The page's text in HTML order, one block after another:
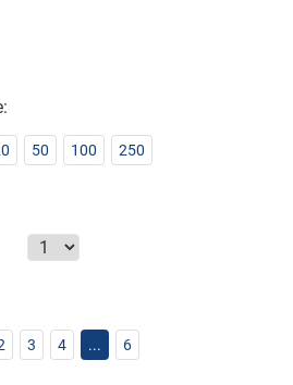
drucken
50 100 250
3 4 ... 6